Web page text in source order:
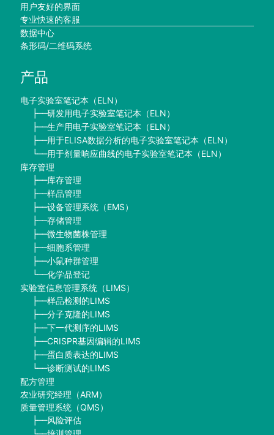
用户友好的界面
专业快速的客服
数据中心
条形码/二维码系统
产品
电子实验室笔记本（ELN）
├──研发用电子实验室笔记本（ELN）
├──生产用电子实验室笔记本（ELN）
├──用于ELISA数据分析的电子实验室笔记本（ELN）
└──用于剂量响应曲线的电子实验室笔记本（ELN）
库存管理
├──库存管理
├──样品管理
├──设备管理系统（EMS）
├──存储管理
├──微生物菌株管理
├──细胞系管理
├──小鼠种群管理
└──化学品登记
实验室信息管理系统（LIMS）
├──样品检测的LIMS
├──分子克隆的LIMS
├──下一代测序的LIMS
├──CRISPR基因编辑的LIMS
├──蛋白质表达的LIMS
└──诊断测试的LIMS
配方管理
农业研究经理（ARM）
质量管理系统（QMS）
├──风险评估